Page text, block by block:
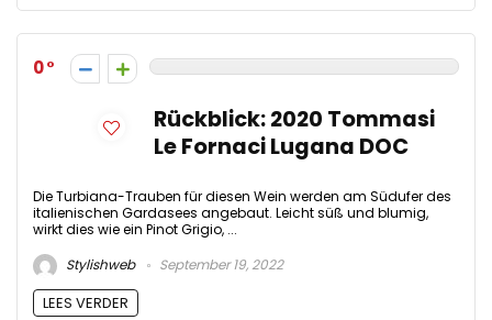
0
Rückblick: 2020 Tommasi
Le Fornaci Lugana DOC
Die Turbiana-Trauben für diesen Wein werden am Südufer des
italienischen Gardasees angebaut. Leicht süß und blumig,
wirkt dies wie ein Pinot Grigio, ...
Stylishweb
September 19, 2022
LEES VERDER